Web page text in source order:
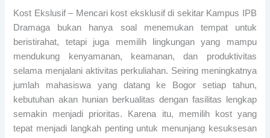
Kost Ekslusif – Mencari kost eksklusif di sekitar Kampus IPB
Dramaga bukan hanya soal menemukan tempat untuk
beristirahat, tetapi juga memilih lingkungan yang mampu
mendukung kenyamanan, keamanan, dan produktivitas
selama menjalani aktivitas perkuliahan. Seiring meningkatnya
jumlah mahasiswa yang datang ke Bogor setiap tahun,
kebutuhan akan hunian berkualitas dengan fasilitas lengkap
semakin menjadi prioritas. Karena itu, memilih kost yang
tepat menjadi langkah penting untuk menunjang kesuksesan